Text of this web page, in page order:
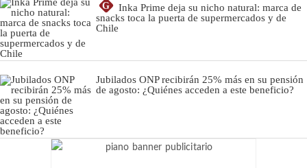
G
Inka Prime deja su nicho natural: marca de
snacks toca la puerta de supermercados y de
Chile
Jubilados ONP recibirán 25% más en su pensión
de agosto: ¿Quiénes acceden a este beneficio?